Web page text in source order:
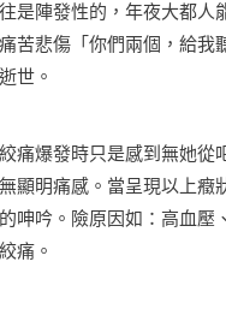
陣發性的，年夜大都人
苦悲傷「你們兩個，給
世。
爆發時只是感到無她從
顯明痛感。當呈現以上
呻吟。險原因如：高血
痛。